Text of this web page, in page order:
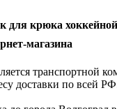
для крюка
магазина
транспортной
доставки по всей